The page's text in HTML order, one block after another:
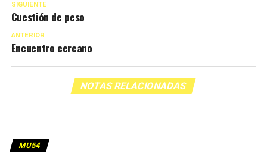
SIGUIENTE
Cuestión de peso
ANTERIOR
Encuentro cercano
NOTAS RELACIONADAS
MU54